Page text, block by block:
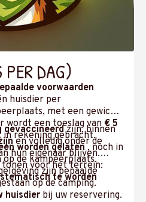
DAG)
voorwaarden
huisdier per
met een gewicht
wordt een toeslag van€ 5
in rekening gebracht.
worden gelaten, noch in
op de kampeerplaats.
gevaccineerdzijn, binnen
en volledig onder de
hun eigenaar blijven.
tonen voor het terrein:
te worden
zijn bepaalde
op de camping.
huisdier bij uw reservering.